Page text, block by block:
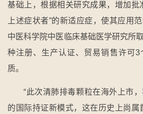
基础上，根据相关研究成果，增加批
上述症状者”的新适应症，使其应用
中医科学院中医临床基础医学研究所
种注册、生产认证、贸易销售许可3
质。
“此次清肺排毒颗粒在海外上市
的国际持证新模式，这在历史上尚属